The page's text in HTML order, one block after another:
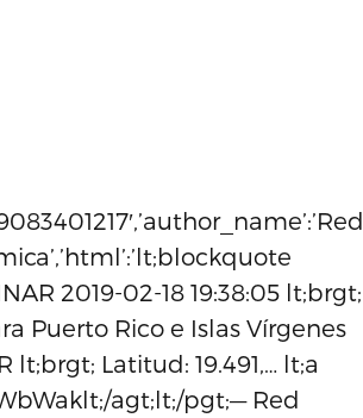
2019-02-18 19:38:05 lt;brgt;
Puerto Rico e Islas Vírgenes
lt;brgt; Latitud: 19.491,… lt;a
agt;lt;/pgt;— Red